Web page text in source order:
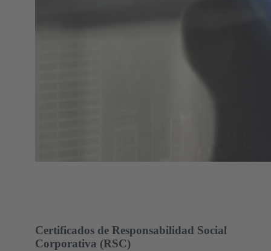
Certificados de Responsabilidad Social
Corporativa (RSC)